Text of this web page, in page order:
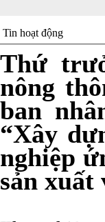
Tin hoạt động
Thứ
nông
ban
“Xây
nghiệp
sản xuất